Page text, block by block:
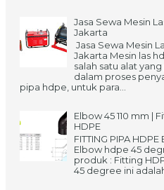
Jasa Sewa Mesin
Jakarta
Jasa Sewa Mesin
Jakarta Mesin las
salah satu alat
dalam proses
pipa hdpe, untuk para...
Elbow 45 110 mm |
HDPE
FITTING PIPA
Elbow hdpe 45
produk : Fitting
45 degree ini